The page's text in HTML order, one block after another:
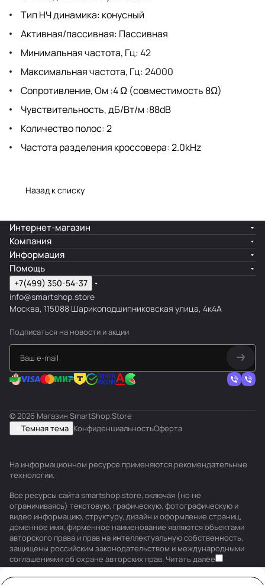
Тип НЧ динамика: конусный
Активная/пассивная: Пассивная
Минимальная частота, Гц: 42
Максимальная частота, Гц: 24000
Сопротивление, Ом :4 Ω (совместимость 8Ω)
Чувствительность, дБ/Вт/м :88dB
Количество полос: 2
Частота разделения кроссовера: 2.0kHz
Назад к списку
Интернет-магазин
Компания
Информация
Помощь
+7(499) 350-54-37
info@smartshop.store
Москва, 115088 Шарикоподшипниковская улица, 4к4А
Подписаться на новости и акции
© 2026 Магазин SmartShop.Store
Темная тема КонфиденциальностьОферта
На информационном ресурсе применяются рекомендательные
технологии.
Все ресурсы сайта smartshop.store, включая (но не
ограничиваясь) текстовую, графическую, фотографическую и
видео информацию, структуру, дизайн и оформление страниц,
доменное имя, фирменное наименование являются объектами
авторского права и прав на интеллектуальную собственность,
защищены российским законодательством и международными
соглашениями об охране авторских прав. Читать далее